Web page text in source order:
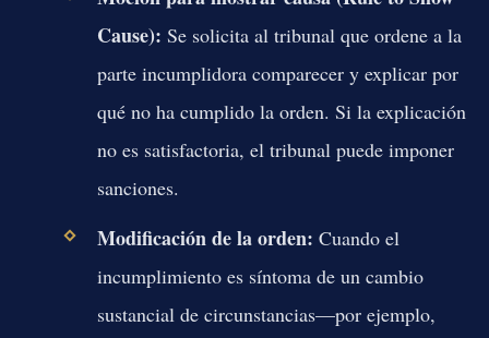
Cause): Se solicita al tribunal que ordene a la
parte incumplidora comparecer y explicar por
qué no ha cumplido la orden. Si la explicación
no es satisfactoria, el tribunal puede imponer
sanciones.
Modificación de la orden: Cuando el
incumplimiento es síntoma de un cambio
sustancial de circunstancias—por ejemplo,